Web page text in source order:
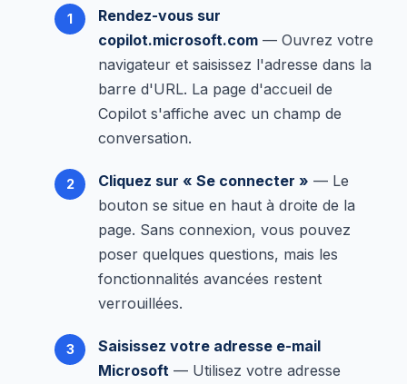
Rendez-vous sur
copilot.microsoft.com — Ouvrez votre
navigateur et saisissez l'adresse dans la
barre d'URL. La page d'accueil de
Copilot s'affiche avec un champ de
conversation.
Cliquez sur « Se connecter » — Le
bouton se situe en haut à droite de la
page. Sans connexion, vous pouvez
poser quelques questions, mais les
fonctionnalités avancées restent
verrouillées.
Saisissez votre adresse e-mail
Microsoft — Utilisez votre adresse